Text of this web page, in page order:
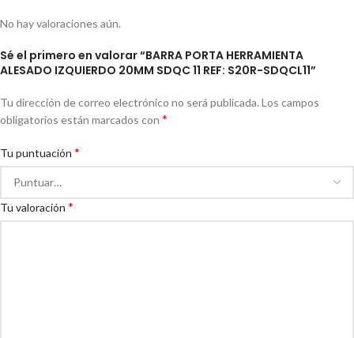
No hay valoraciones aún.
Sé el primero en valorar “BARRA PORTA HERRAMIENTA
ALESADO IZQUIERDO 20MM SDQC 11 REF: S20R-SDQCL11”
Tu dirección de correo electrónico no será publicada. Los campos
obligatorios están marcados con *
Tu puntuación *
Tu valoración *